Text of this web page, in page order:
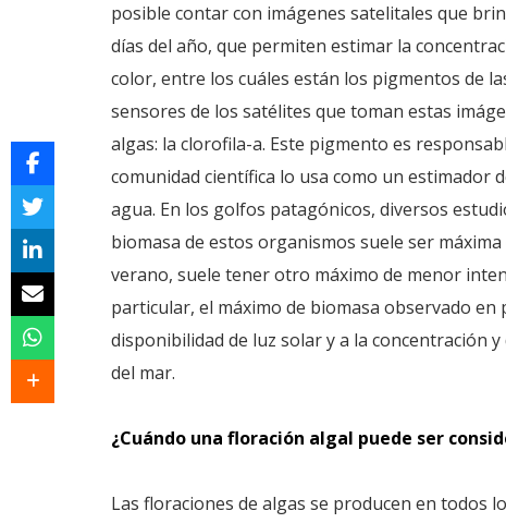
posible contar con imágenes satelitales que
días del año, que permiten estimar la
color, entre los cuáles están los pigmentos de
sensores de los satélites que toman estas
algas: la clorofila-a. Este pigmento es
comunidad científica lo usa como un estimador
agua. En los golfos patagónicos, diversos
biomasa de estos organismos suele ser
verano, suele tener otro máximo de menor
particular, el máximo de biomasa observado
disponibilidad de luz solar y a la concentración
del mar.
¿Cuándo una floración algal puede ser
Las floraciones de algas se producen en todos